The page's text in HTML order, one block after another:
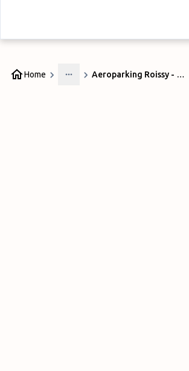
Home
More
Aeroparking Roissy - Valet